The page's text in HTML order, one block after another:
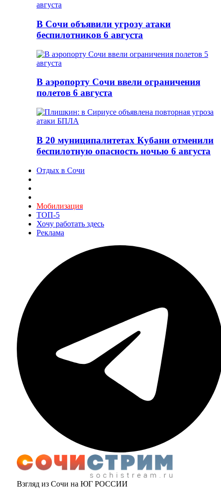
В Сочи объявили угрозу атаки
беспилотников 6 августа
В аэропорту Сочи ввели ограничения
полетов 6 августа
В 20 муниципалитетах Кубани отменили
беспилотную опасность ночью 6 августа
Отдых в Сочи
Мобилизация
ТОП-5
Хочу работать здесь
Реклама
Взгляд из Сочи на ЮГ РОССИИ